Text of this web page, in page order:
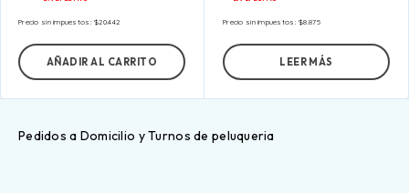
Precio sin impuestos:$20.442
AÑADIR AL CARRITO
Precio sin impuestos:$8.875
LEER MÁS
Pedidos a Domicilio y Turnos de peluqueria